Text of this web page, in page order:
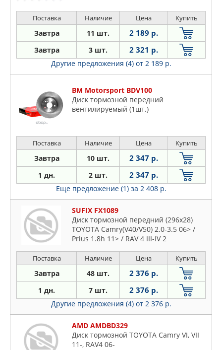
Поставка Наличие Цена Купить
Завтра 11 шт. 2 189 р.
Завтра 3 шт. 2 321 р.
Другие предложения (4) от 2 189 р.
BM Motorsport BDV100
Диск тормозной передний
вентилируемый (1шт.)
Поставка Наличие Цена Купить
Завтра 10 шт. 2 347 р.
1 дн. 2 шт. 2 347 р.
Еще предложение (1) за 2 408 р.
SUFIX FX1089
Диск тормозной передний (296x28)
TOYOTA Camry(V40/V50) 2.0-3.5 06> /
Prius 1.8h 11> / RAV 4 III-IV 2
Поставка Наличие Цена Купить
Завтра 48 шт. 2 376 р.
1 дн. 7 шт. 2 376 р.
Другие предложения (4) от 2 376 р.
AMD AMDBD329
Диск тормозной TOYOTA Camry VI, VII
11-, RAV4 06-